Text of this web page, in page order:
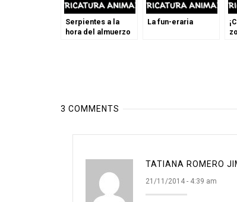
Serpientes a la
hora del almuerzo
La fun-eraria
3 COMMENTS
TATIANA ROMERO
21/11/2014 - 4:39 am